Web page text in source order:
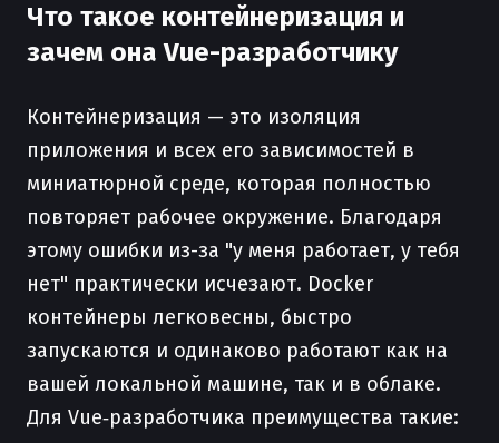
Что такое контейнеризация и
зачем она Vue-разработчику
Контейнеризация — это изоляция
приложения и всех его зависимостей в
миниатюрной среде, которая полностью
повторяет рабочее окружение. Благодаря
этому ошибки из-за "у меня работает, у тебя
нет" практически исчезают. Docker
контейнеры легковесны, быстро
запускаются и одинаково работают как на
вашей локальной машине, так и в облаке.
Для Vue‑разработчика преимущества такие: